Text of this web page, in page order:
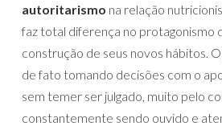
autoritarismo na relação
faz total diferença no protagonismo
construção de seus novos hábitos.
de fato tomando decisões com o
sem temer ser julgado, muito pelo
constantemente sendo ouvido e